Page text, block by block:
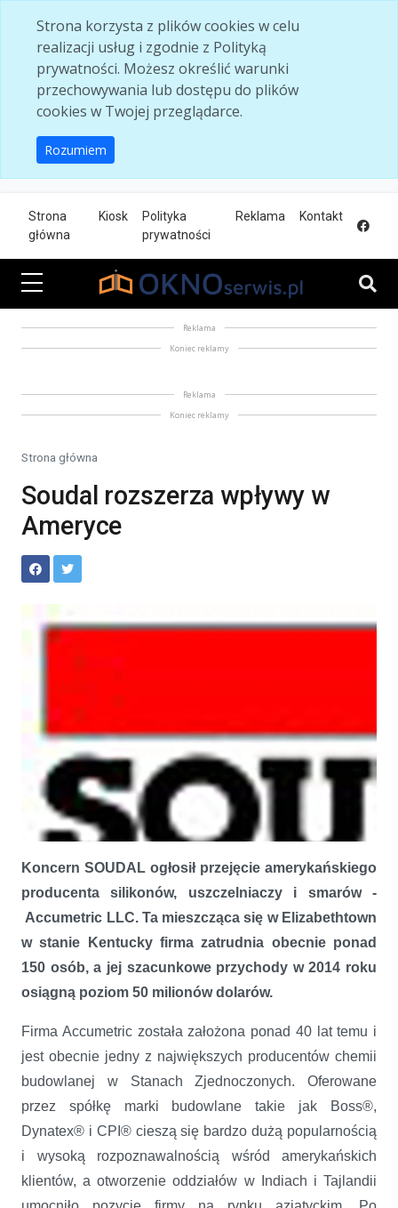
Strona korzysta z plików cookies w celu
realizacji usług i zgodnie z Polityką
prywatności. Możesz określić warunki
przechowywania lub dostępu do plików
cookies w Twojej przeglądarce.
Rozumiem
Strona
główna
Kiosk
Polityka
prywatności
Reklama Kontakt
Reklama
Koniec reklamy
Reklama
Koniec reklamy
Strona główna
Soudal rozszerza wpływy w
Ameryce
Soudal rozszerza wpływy w Ameryce
Koncern SOUDAL ogłosił przejęcie amerykańskiego
producenta silikonów, uszczelniaczy i smarów -
Accumetric LLC. Ta mieszcząca się w Elizabethtown
w stanie Kentucky firma zatrudnia obecnie ponad
150 osób, a jej szacunkowe przychody w 2014 roku
osiągną poziom 50 milionów dolarów.
Firma Accumetric została założona ponad 40 lat temu i
jest obecnie jedny z największych producentów chemii
budowlanej w Stanach Zjednoczonych. Oferowane
przez spółkę marki budowlane takie jak Boss®,
Dynatex® i CPI® cieszą się bardzo dużą popularnością
i wysoką rozpoznawalnością wśród amerykańskich
klientów, a otworzenie oddziałów w Indiach i Tajlandii